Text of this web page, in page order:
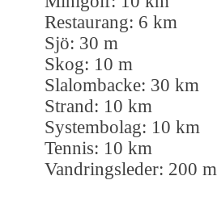
Restaurang: 6 km
Sjö: 30 m
Skog: 10 m
Slalombacke: 30 km
Strand: 10 km
Systembolag: 10 km
Tennis: 10 km
Vandringsleder: 200 m